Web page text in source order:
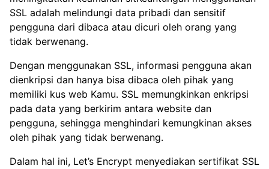
SSL adalah melindungi data pribadi dan sensitif
pengguna dari dibaca atau dicuri oleh orang yang
tidak berwenang.
Dengan menggunakan SSL, informasi pengguna akan
dienkripsi dan hanya bisa dibaca oleh pihak yang
memiliki kus web Kamu. SSL memungkinkan enkripsi
pada data yang berkirim antara website dan
pengguna, sehingga menghindari kemungkinan akses
oleh pihak yang tidak berwenang.
Dalam hal ini, Let’s Encrypt menyediakan sertifikat SSL